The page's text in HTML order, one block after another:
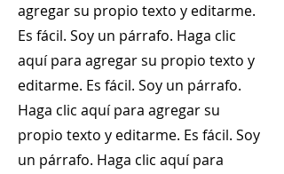
agregar su propio texto y editarme.
Es fácil. Soy un párrafo. Haga clic
aquí para agregar su propio texto y
editarme. Es fácil. Soy un párrafo.
Haga clic aquí para agregar su
propio texto y editarme. Es fácil. Soy
un párrafo. Haga clic aquí para